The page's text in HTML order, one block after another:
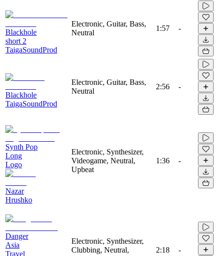
Blackhole
short 2
TaigaSoundProd
Electronic, Guitar, Bass,
Neutral
1:57 -
Blackhole
TaigaSoundProd
Electronic, Guitar, Bass,
Neutral
2:56 -
Synth Pop
Long
Logo
Nazar
Hrushko
Electronic, Synthesizer,
Videogame, Neutral,
Upbeat
1:36 -
Danger
Asia
Travel
Electronic, Synthesizer,
Clubbing, Neutral,
2:18 -